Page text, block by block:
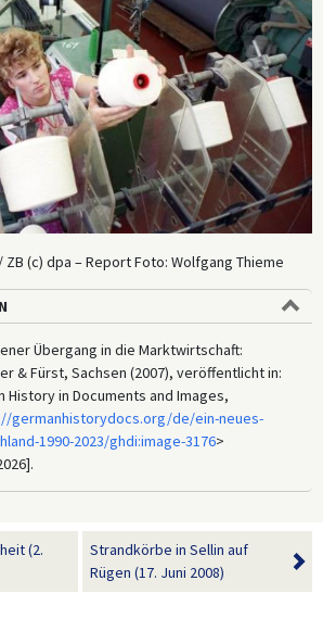
(c) dpa – Report Foto: Wolfgang Thieme
Übergang in die Marktwirtschaft:
& Fürst, Sachsen (2007), veröffentlicht in:
History in Documents and Images,
germanhistorydocs.org/de/ein-neues-
1990-2023/ghdi:image-3176>
(2.
Strandkörbe in Sellin auf
Rügen (17. Juni 2008)